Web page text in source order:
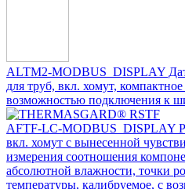
ALTM2-MODBUS_DISPLAY
для труб, вкл. хомут,
возможностью подключения к
AFTF-LC-MODBUS_DISPLAY
вкл. хомут с вынесенной
измерения соотношения
абсолютной влажности, точки
температуры, калибруемое, с